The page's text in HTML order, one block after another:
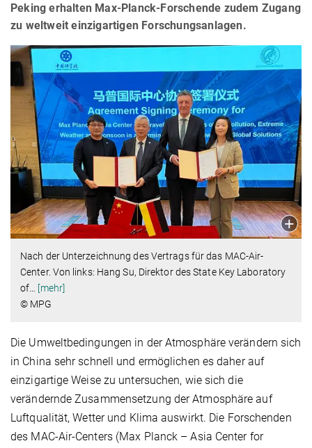
Peking erhalten Max-Planck-Forschende zudem Zugang
zu weltweit einzigartigen Forschungsanlagen.
Nach der Unterzeichnung des Vertrags für das MAC-Air-
Center. Von links: Hang Su, Direktor des State Key Laboratory
of
[mehr]
© MPG
Die Umweltbedingungen in der Atmosphäre verändern sich
in China sehr schnell und ermöglichen es daher auf
einzigartige Weise zu untersuchen, wie sich die
verändernde Zusammensetzung der Atmosphäre auf
Luftqualität, Wetter und Klima auswirkt. Die Forschenden
des MAC-Air-Centers (Max Planck – Asia Center for